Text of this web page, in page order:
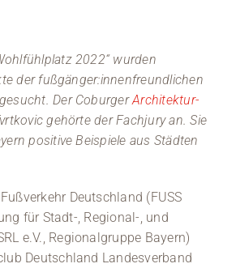
2022“ wurden
der fußgänger:innenfreundlichen
Der CoburgerArchitektur-
gehörte der Fachjury an. Sie
positive Beispiele aus Städten
Deutschland (FUSS
für Stadt-, Regional-, und
e.V., Regionalgruppe Bayern)
Deutschland Landesverband